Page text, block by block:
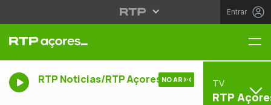
Entrar
RTP Noticias/RTP Açores NO AR TV
RTP